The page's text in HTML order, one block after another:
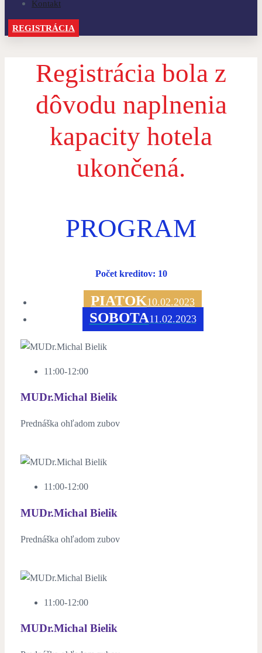
Kontakt
REGISTRÁCIA
Registrácia bola z
dôvodu naplnenia
kapacity hotela
ukončená.
PROGRAM
Počet kreditov: 10
PIATOK10.02.2023
SOBOTA11.02.2023
11:00-12:00
MUDr.Michal Bielik
Prednáška ohľadom zubov
11:00-12:00
MUDr.Michal Bielik
Prednáška ohľadom zubov
11:00-12:00
MUDr.Michal Bielik